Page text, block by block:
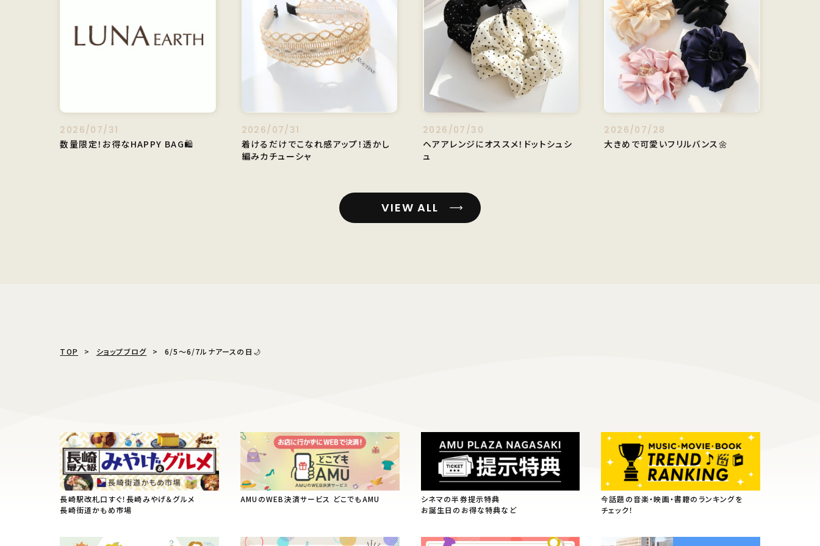
2026/07/31
数量限定！お得なHAPPY BAG🛍️
2026/07/31
着けるだけでこなれ感アップ！透かし
編みカチューシャ
2026/07/30
ヘアアレンジにオススメ！ドットシュシ
ュ
2026/07/28
大きめで可愛いフリルバンス🌼
VIEW ALL
TOP ショップブログ 6/5〜6/7ルナアースの日🌙
長崎駅改札口すぐ！長崎みやげ＆グルメ
長崎街道かもめ市場
AMUのWEB決済サービス どこでもAMU
シネマの半券提示特典
お誕生日のお得な特典など
今話題の音楽・映画・書籍のランキングを
チェック！